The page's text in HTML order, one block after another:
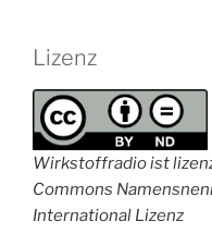
Lizenz
Wirkstoffradio ist
Commons
International Lizenz